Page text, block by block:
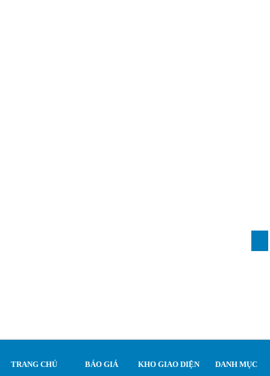
TRANG CHỦ BÁO GIÁ KHO GIAO DIỆN DANH MỤC